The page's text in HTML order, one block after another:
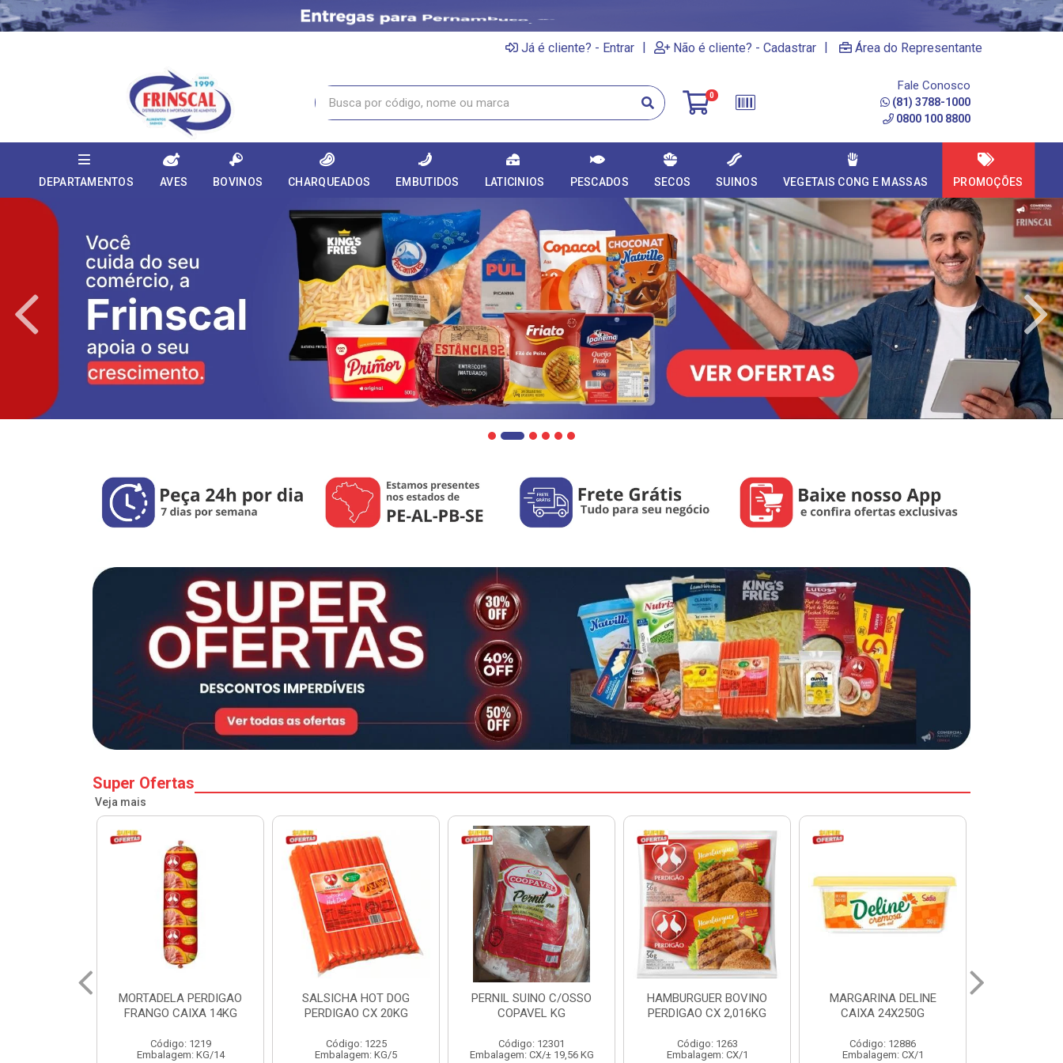
Já é cliente? - Entrar | Não é cliente? - Cadastrar | Área do Representante
0
Fale Conosco
(81) 3788-1000
0800 100 8800
DEPARTAMENTOS AVES BOVINOS CHARQUEADOS EMBUTIDOS LATICINIOS PESCADOS SECOS SUINOS VEGETAIS CONG E MASSAS PROMOÇÕES
Super Ofertas
Veja mais
SALSICHA HOT DOG
PERDIGAO CX 20KG
Código: 1225
Embalagem: KG/5
PERNIL SUINO C/OSSO
COPAVEL KG
Código: 12301
Embalagem: CX/± 19,56 KG
HAMBURGUER BOVINO
PERDIGAO CX 2,016KG
Código: 1263
Embalagem: CX/1
MARGARINA DELINE
CAIXA 24X250G
Código: 12886
Embalagem: CX/1
MARGARINA DELINE
CAIXA 12X500G
Código: 12887
Embalagem: CX/1